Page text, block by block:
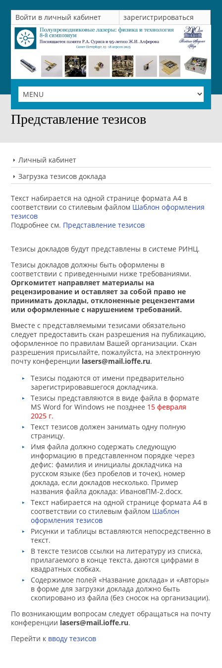
Войти в личный кабинет зарегистрироваться
ГЛАВНАЯ
Представление тезисов
Личный кабинет
Загрузка тезисов доклада
Текст набирается на одной странице формата А4 в
соответствии со стилевым файлом Шаблон оформления
тезисов
Подробнее см. Представление тезисов
Тезисы докладов будут представлены в системе РИНЦ.
Тезисы докладов должны быть оформлены в
соответствии с приведенными ниже требованиями.
Оргкомитет направляет материалы на
рецензирование и оставляет за собой право не
принимать доклады, отклоненные рецензентами
или оформленные с нарушением требований.
Вместе с представляемыми тезисами обязательно
следует предоставить скан разрешения на публикацию,
оформленное по правилам Вашей организации. Скан
разрешения присылайте, пожалуйста, на электронную
почту конференции lasers@mail.ioffe.ru.
Тезисы подаются от имени предварительно
зарегистрировавшегося докладчика.
Тезисы представляются в виде файла в формате
MS Word for Windows не позднее 15 февраля
2025 г.
Текст тезисов должен занимать одну полную
страницу.
Имя файла должно содержать следующую
информацию в представленном порядке через
дефис: фамилия и инициалы докладчика на
русском языке (без пробелов и точек), номер
доклада, если докладов несколько. Пример
названия файла доклада: ИвановПМ-2.docx.
Текст набирается на одной странице формата А4 в
соответствии со стилевым файлом Шаблон
оформления тезисов
Рисунки и таблицы вставляются непосредственно в
текст.
В тексте тезисов ссылки на литературу из списка,
прилагаемого в конце текста, даются цифрами в
квадратных скобках.
Содержимое полей «Название доклада» и «Авторы»
в форме для загрузки доклада должно быть
скопировано из файла (без сносок на организации).
По возникающим вопросам следует обращаться на почту
конференции lasers@mail.ioffe.ru.
Перейти к вводу тезисов